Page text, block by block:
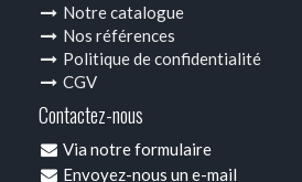
Notre catalogue
Nos références
Politique de confidentialité
CGV
Contactez-nous
Via notre formulaire
Envoyez-nous un e-mail